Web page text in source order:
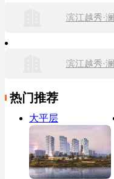
滨江越秀·
滨江越秀·
热门推荐
大平层